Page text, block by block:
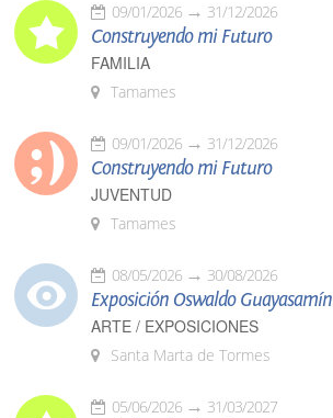
09/01/2026 31/12/2026
Construyendo mi Futuro
FAMILIA
Tamames
09/01/2026 31/12/2026
Construyendo mi Futuro
JUVENTUD
Tamames
08/05/2026 30/08/2026
Exposición Oswaldo Guayasamín
ARTE / EXPOSICIONES
Santa Marta de Tormes
05/06/2026 31/03/2027